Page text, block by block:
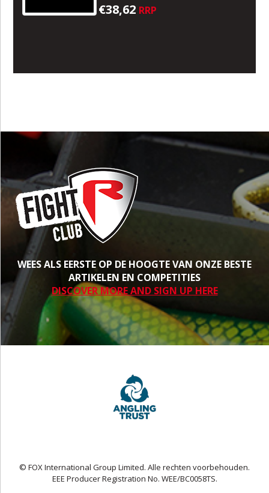
€38,62 RRP
WEES ALS EERSTE OP DE HOOGTE VAN ONZE BESTE
ARTIKELEN EN COMPETITIES
DISCOVER MORE AND SIGN UP HERE
© FOX International Group Limited. Alle rechten voorbehouden.
EEE Producer Registration No. WEE/BC0058TS.